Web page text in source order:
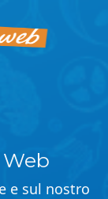
e sul nostro